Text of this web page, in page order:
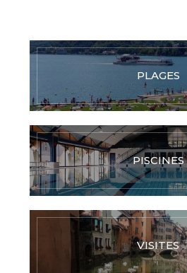
PLAGES
PISCINES
VISITES